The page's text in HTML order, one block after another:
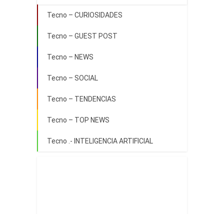
Tecno – CURIOSIDADES
Tecno – GUEST POST
Tecno – NEWS
Tecno – SOCIAL
Tecno – TENDENCIAS
Tecno – TOP NEWS
Tecno .- INTELIGENCIA ARTIFICIAL